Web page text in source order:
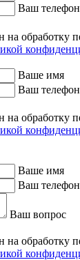
Ваш телефон
на обработку
Ваше имя
Ваш телефон
на обработку
Ваше имя
Ваш телефон
Ваш вопрос
на обработку